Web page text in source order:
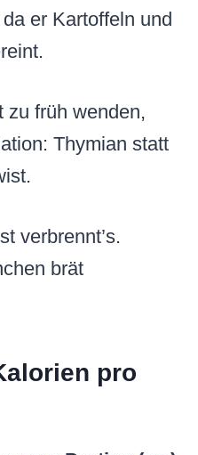
er Kartoffeln und
zu früh wenden,
Thymian statt
verbrennt’s.
brät
pro